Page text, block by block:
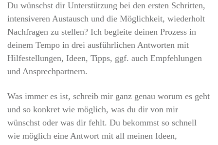
Du wünschst dir Unterstützung bei den ersten Schritten,
intensiveren Austausch und die Möglichkeit, wiederholt
Nachfragen zu stellen? Ich begleite deinen Prozess in
deinem Tempo in drei ausführlichen Antworten mit
Hilfestellungen, Ideen, Tipps, ggf. auch Empfehlungen
und Ansprechpartnern.
Was immer es ist, schreib mir ganz genau worum es geht
und so konkret wie möglich, was du dir von mir
wünschst oder was dir fehlt. Du bekommst so schnell
wie möglich eine Antwort mit all meinen Ideen,